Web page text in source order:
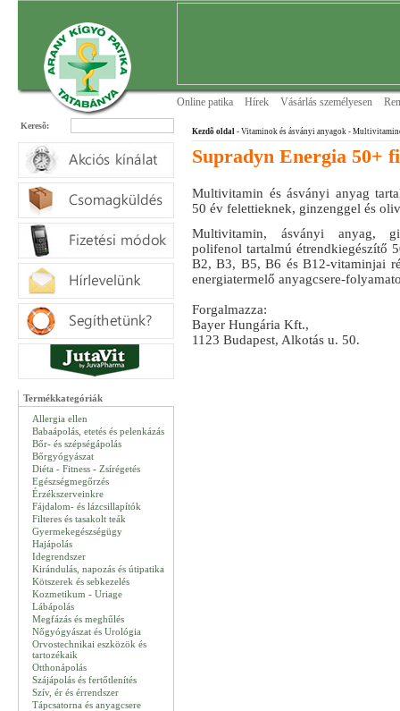
Online patika Hírek Vásárlás személyesen
Keresõ:
Termékkategóriák
Allergia ellen
Babaápolás, etetés és pelenkázás
Bőr- és szépségápolás
Bőrgyógyászat
Diéta - Fitness - Zsírégetés
Egészségmegőrzés
Érzékszerveinkre
Fájdalom- és lázcsillapítók
Filteres és tasakolt teák
Gyermekegészségügy
Hajápolás
Idegrendszer
Kirándulás, napozás és útipatika
Kötszerek és sebkezelés
Kozmetikum - Uriage
Lábápolás
Megfázás és meghűlés
Nőgyógyászat és Urológia
Orvostechnikai eszközök és
tartozékaik
Otthonápolás
Szájápolás és fertőtlenítés
Szív, ér és érrendszer
Tápcsatorna és anyagcsere
Kezdõ oldal - Vitaminok és ásványi anyagok -
Supradyn Energia 50+
Multivitamin és ásványi anyag
50 év felettieknek, ginzenggel és
Multivitamin, ásványi anyag,
polifenol tartalmú étrendkiegészítő
B2, B3, B5, B6 és B12-vitaminjai
energiatermelő anyagcsere-
Forgalmazza:
Bayer Hungária Kft.,
1123 Budapest, Alkotás u. 50.